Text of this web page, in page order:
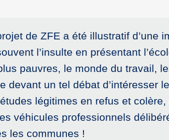
de ZFE a été illustratif d’une
l’insulte en présentant
pauvres, le monde du travail,
devant un tel débat d’intéresser
légitimes en refus et
véhicules professionnels
les communes !